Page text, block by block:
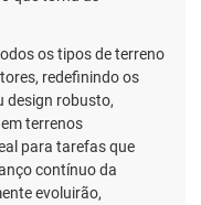
os tipos de terreno
redefinindo os
design robusto,
terrenos
para tarefas que
contínuo da
evoluirão,